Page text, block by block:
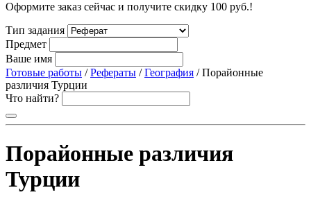
Оформите заказ сейчас и получите скидку 100 руб.!
Тип задания
Предмет
Ваше имя
Готовые работы /Рефераты /География / Порайонные
различия Турции
Что найти?
Порайонные различия
Турции